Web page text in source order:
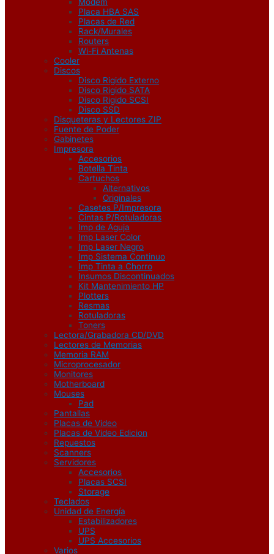
Modem
Placa HBA SAS
Placas de Red
Rack/Murales
Routers
Wi-Fi Antenas
Cooler
Discos
Disco Rigido Externo
Disco Rigido SATA
Disco Rigido SCSI
Disco SSD
Disqueteras y Lectores ZIP
Fuente de Poder
Gabinetes
Impresora
Accesorios
Botella Tinta
Cartuchos
Alternativos
Originales
Casetes P/Impresora
Cintas P/Rotuladoras
Imp de Aguja
Imp Laser Color
Imp Laser Negro
Imp Sistema Continuo
Imp Tinta a Chorro
Insumos Discontinuados
Kit Mantenimiento HP
Plotters
Resmas
Rotuladoras
Toners
Lectora/Grabadora CD/DVD
Lectores de Memorias
Memoria RAM
Microprocesador
Monitores
Motherboard
Mouses
Pad
Pantallas
Placas de Video
Placas de Video Edicion
Repuestos
Scanners
Servidores
Accesorios
Placas SCSI
Storage
Teclados
Unidad de Energía
Estabilizadores
UPS
UPS Accesorios
Varios